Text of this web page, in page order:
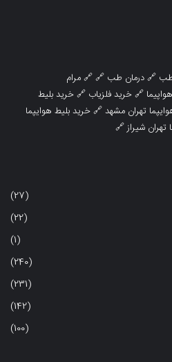
طب 🔗درمان طب 🔗 🔗مرام
🔗خرید فلزیاب 🔗خرید بلیط
تهران مشهد🔗خرید بلیط هوایپما
شیراز🔗
(27)
(22)
(1)
(240)
(231)
(142)
(100)